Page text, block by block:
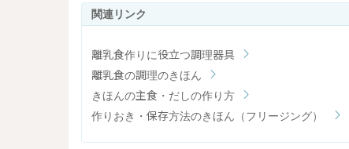
離乳食作りに役立つ調理器具
離乳食の調理のきほん
きほんの主食・だしの作り方
作りおき・保存方法のきほん（フリージング）